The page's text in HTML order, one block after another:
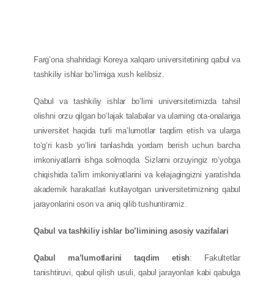
Farg’ona shahridagi Koreya xalqaro universitetining qabul va
tashkiliy ishlar bo’limiga xush kelibsiz.
Qabul va tashkiliy ishlar bo’limi universitetimizda tahsil
olishni orzu qilgan bo‘lajak talabalar va ularning ota-onalariga
universitet haqida turli ma’lumotlar taqdim etish va ularga
to‘g‘ri kasb yo‘lini tanlashda yordam berish uchun barcha
imkoniyatlarni ishga solmoqda. Sizlarni orzuyingiz ro’yobga
chiqishida ta’lim imkoniyatlarini va kelajagingizni yaratishda
akademik harakatlari kutilayotgan universitetimizning qabul
jarayonlarini oson va aniq qilib tushuntiramiz.
Qabul va tashkiliy ishlar bo’limining asosiy vazifalari
Qabul ma’lumotlarini taqdim etish: Fakultetlar
tanishtiruvi, qabul qilish usuli, qabul jarayonlari kabi qabulga